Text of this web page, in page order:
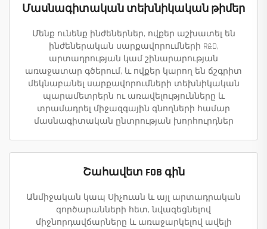
Մասնագիտական տեխնիկական թիմեր
Մենք ունենք ինժեներներ, ովքեր աշխատել են
ինժեներական սարքավորումների R&D,
արտադրության կամ շինարարության
առաջատար գծերում, և ովքեր կարող են ճշգրիտ
մեկնաբանել սարքավորումների տեխնիկական
պարամետրերն ու առավելությունները և
տրամադրել միջազգային գնողների համար
մասնագիտական ընտրության խորհուրդներ
Շահավետ FOB գին
Անմիջական կապ Սիչուան և այլ արտադրական
գործարանների հետ, նվազեցնելով
միջնորդավճարները և առաջարկելով ավելի